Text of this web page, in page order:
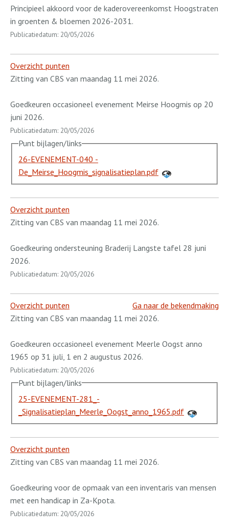
Principieel akkoord voor de kaderovereenkomst Hoogstraten
in groenten & bloemen 2026-2031.
Publicatiedatum: 20/05/2026
Overzicht punten
Zitting van CBS van maandag 11 mei 2026.
Goedkeuren occasioneel evenement Meirse Hoogmis op 20
juni 2026.
Publicatiedatum: 20/05/2026
Punt bijlagen/links
26-EVENEMENT-040 -
De_Meirse_Hoogmis_signalisatieplan.pdf
Overzicht punten
Zitting van CBS van maandag 11 mei 2026.
Goedkeuring ondersteuning Braderij Langste tafel 28 juni
2026.
Publicatiedatum: 20/05/2026
Overzicht punten
Ga naar de bekendmaking
Zitting van CBS van maandag 11 mei 2026.
Goedkeuren occasioneel evenement Meerle Oogst anno
1965 op 31 juli, 1 en 2 augustus 2026.
Publicatiedatum: 20/05/2026
Punt bijlagen/links
25-EVENEMENT-281_-
_Signalisatieplan_Meerle_Oogst_anno_1965.pdf
Overzicht punten
Zitting van CBS van maandag 11 mei 2026.
Goedkeuring voor de opmaak van een inventaris van mensen
met een handicap in Za-Kpota.
Publicatiedatum: 20/05/2026